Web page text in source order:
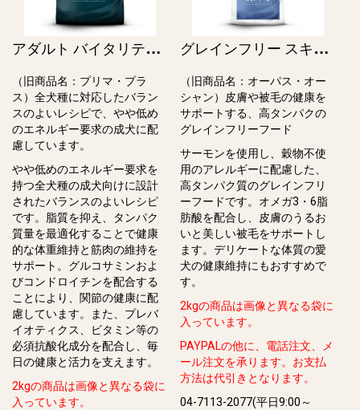
ア
ダルト バイタリティ / Adult Vitality（旧プリマ・プラス）
（旧商品名：プリマ・プラ
ス）全犬種に対応したバラン
スのよいレシピで、やや低め
のエネルギー要求の成⽝に配
慮しています。
やや低めのエネルギー要求を
持つ全犬種の成⽝向けに設計
されたバランスのよいレシピ
です。脂質を抑え、タンパク
質量を最適化することで健康
的な体重維持と筋⾁の維持を
サポート。グルコサミンおよ
びコンドロイチンを配合する
ことにより、関節の健康に配
慮しています。また、プレバ
イオティクス、ビタミン等の
必須抗酸化成分を配合し、毎
⽇の健康と活⼒を⽀えます。
2kgの商品は画像と異なる袋に
入っています。
グ
レインフリー スキン＆コート アダルト / Grain Free Skin & Coat Adult（旧オーパス・オーシャン）
（旧商品名：オーパス・オー
シャン）皮膚や被⽑の健康を
サポートする、⾼タンパクの
グレインフリーフード
サーモンを使用し、穀物不使
⽤のアレルギーに配慮した、
⾼タンパク質のグレインフリ
ーフードです。オメガ3・6脂
肪酸を配合し、⽪膚のうるお
いと美しい被⽑をサポートし
ます。デリケートな体質の愛
⽝の健康維持にもおすすめで
す。
2kgの商品は画像と異なる袋に
入っています。
PAYPALの他に、電話注文、メ
ール注文を承ります。お支払
方法は代引きとなります。
04-7113-2077(平日9:00～